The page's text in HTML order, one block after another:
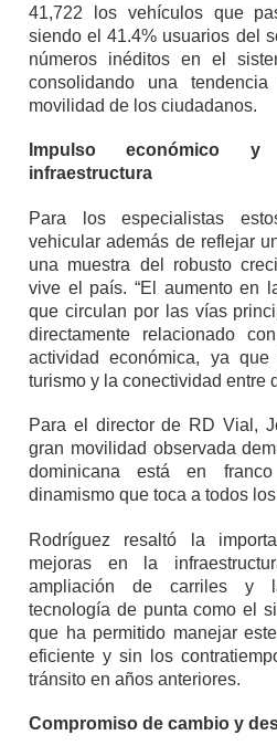
41,722 los vehículos que
siendo el 41.4% usuarios del
números inéditos en el
consolidando una
movilidad de los ciudadanos.
Impulso económico y
infraestructura
Para los especialistas
vehicular además de reflejar
una muestra del robusto
vive el país. “El aumento en
que circulan por las vías
directamente relacionado
actividad económica, ya
turismo y la conectividad entre
Para el director de RD Vial,
gran movilidad observada
dominicana está en
dinamismo que toca a todos los
Rodríguez resaltó la
mejoras en la
ampliación de carriles y
tecnología de punta como el
que ha permitido manejar
eficiente y sin los
tránsito en años anteriores.
Compromiso de cambio y